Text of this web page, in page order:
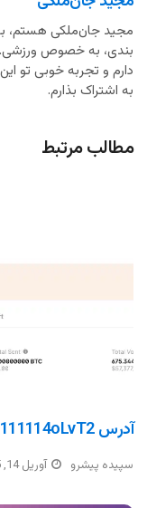
مجید جان‌ملکی هستم،
بندی، به خصوص
دارم و تجربه خوبی تو
به اشتراک بذارم.
مطالب مرتبط
آدرس 1111111111111111111114oLvT2 در بیت‌کوین
سپیده پیشرو آوریل 14, 2025